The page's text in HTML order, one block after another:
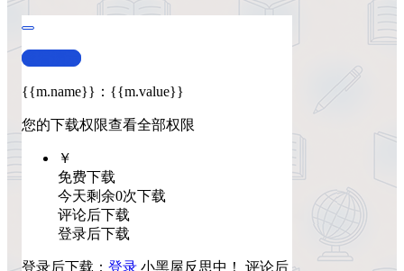
查看演示
{{m.name}} ： {{m.value}}
您的下载权限查看全部权限
￥
免费下载
今天剩余0次下载
评论后下载
登录后下载
登录后下载： 登录 小黑屋反思中！ 评论后